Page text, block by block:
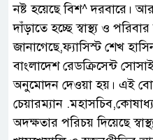
নষ্ট হয়েছে বিশ^ দরবারে।
দাঁড়াতে হচ্ছে স্বাস্থ্য ও
জানাগেছে,ফ্যাসিস্ট শেখ
বাংলাদেশ রেডক্রিসেন্ট
অনুমোদন দেওয়া হয়। এই
চেয়ারম্যান
অদক্ষতার পরিচয় দিয়েছে